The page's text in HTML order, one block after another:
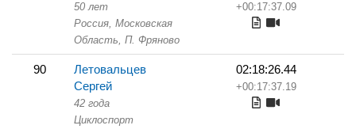
50 лет
Россия, Московская
Область, П. Фряново
+00:17:37.09
90
Летовальцев
Сергей
42 года
Циклоспорт
02:18:26.44
+00:17:37.19